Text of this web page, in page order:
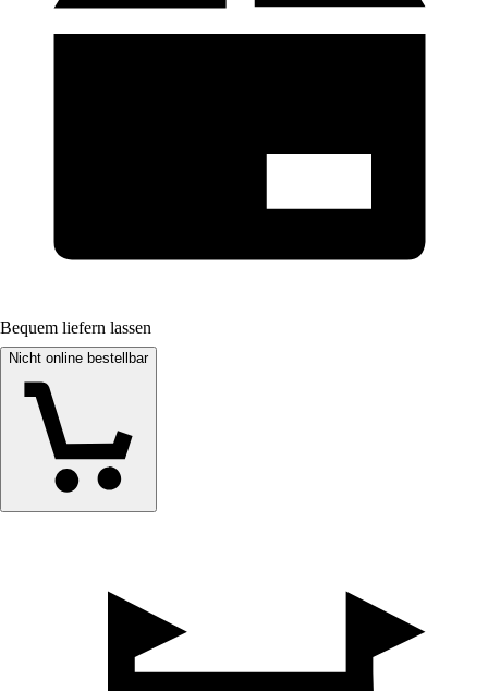
Bequem liefern lassen
Nicht online bestellbar